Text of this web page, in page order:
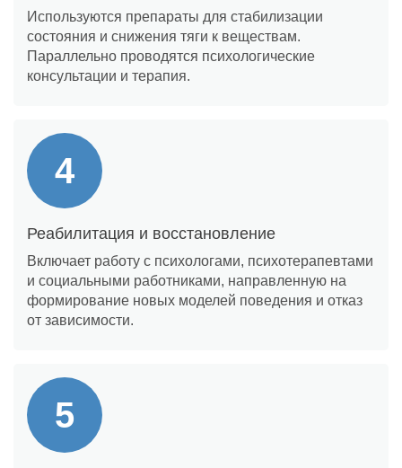
Используются препараты для стабилизации
состояния и снижения тяги к веществам.
Параллельно проводятся психологические
консультации и терапия.
Реабилитация и восстановление
Включает работу с психологами, психотерапевтами
и социальными работниками, направленную на
формирование новых моделей поведения и отказ
от зависимости.